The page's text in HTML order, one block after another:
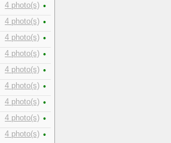
4 photo(s) •
4 photo(s) •
4 photo(s) •
4 photo(s) •
4 photo(s) •
4 photo(s) •
4 photo(s) •
4 photo(s) •
4 photo(s) •